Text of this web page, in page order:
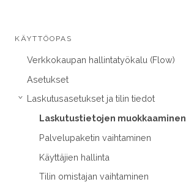
KÄYTTÖOPAS
Verkkokaupan hallintatyökalu (Flow)
Asetukset
›
Laskutusasetukset ja tilin tiedot
Laskutustietojen muokkaaminen
Palvelupaketin vaihtaminen
Käyttäjien hallinta
Tilin omistajan vaihtaminen